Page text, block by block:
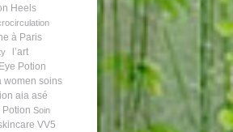
Heels
à Paris
l’art
Potion
women soins
aia asé
Potion Soin
VV5